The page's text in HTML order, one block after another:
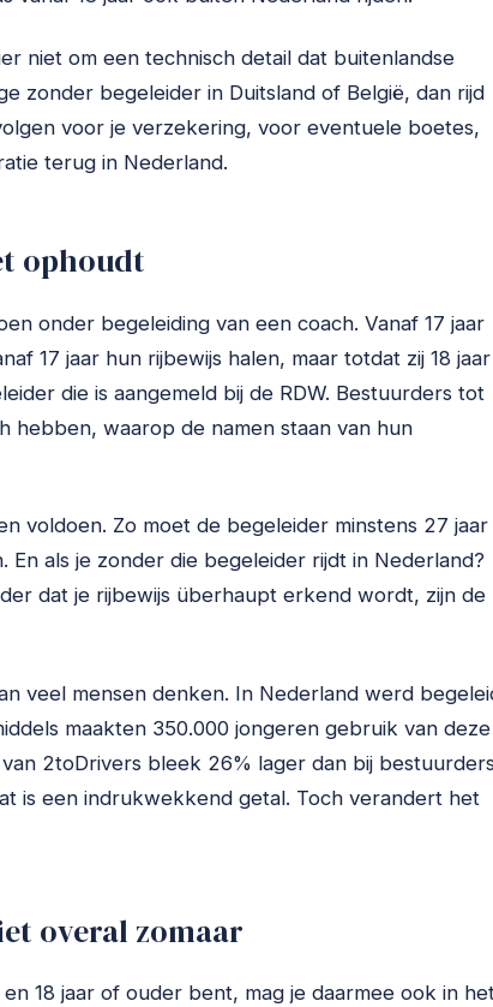
niet om een technisch detail dat buitenlandse
zonder begeleider in Duitsland of België, dan rijd
voor je verzekering, voor eventuele boetes,
terug in Nederland.
ophoudt
onder begeleiding van een coach. Vanaf 17 jaar
17 jaar hun rijbewijs halen, maar totdat zij 18 jaar
die is aangemeld bij de RDW. Bestuurders tot
hebben, waarop de namen staan van hun
voldoen. Zo moet de begeleider minstens 27 jaar
En als je zonder die begeleider rijdt in Nederland?
dat je rijbewijs überhaupt erkend wordt, zijn de
veel mensen denken. In Nederland werd
maakten 350.000 jongeren gebruik van deze
2toDrivers bleek 26% lager dan bij
is een indrukwekkend getal. Toch verandert het
overal zomaar
18 jaar of ouder bent, mag je daarmee ook in